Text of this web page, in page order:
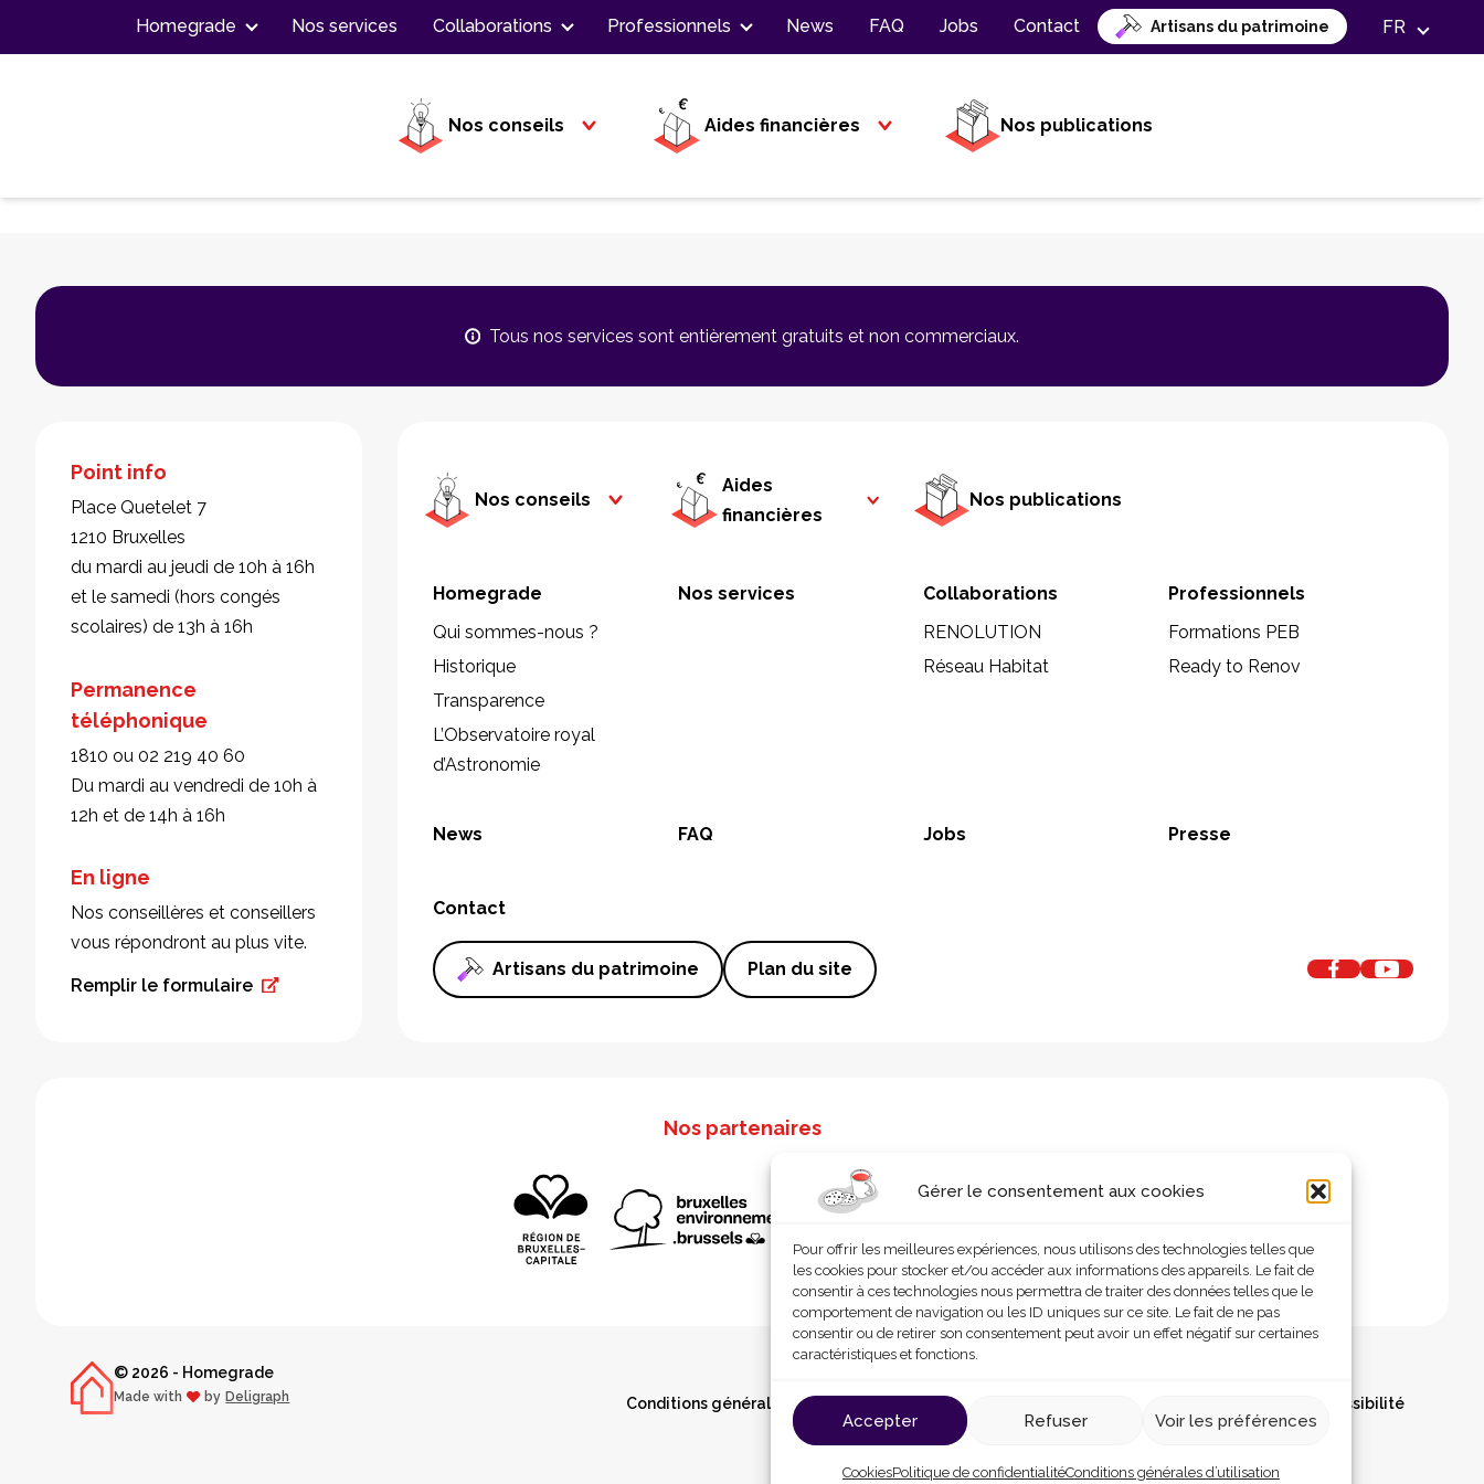
Gérer le consentement aux cookies
Pour offrir les meilleures expériences, nous utilisons des technologies telles que
les cookies pour stocker et/ou accéder aux informations des appareils. Le fait de
consentir à ces technologies nous permettra de traiter des données telles que le
comportement de navigation ou les ID uniques sur ce site. Le fait de ne pas
consentir ou de retirer son consentement peut avoir un effet négatif sur certaines
caractéristiques et fonctions.
Accepter Refuser Voir les préférences
CookiesPolitique de confidentialitéConditions générales d’utilisation
Homegrade Nos services Collaborations Professionnels News FAQ Jobs Contact Artisans du patrimoine FR
Nos conseils Aides financières Nos publications
Tous nos services sont entièrement gratuits et non commerciaux.
Point info
Place Quetelet 7
1210 Bruxelles
du mardi au jeudi de 10h à 16h
et le samedi (hors congés
scolaires) de 13h à 16h
Permanence
téléphonique
1810 ou 02 219 40 60
Du mardi au vendredi de 10h à
12h et de 14h à 16h
En ligne
Nos conseillères et conseillers
vous répondront au plus vite.
Remplir le formulaire
Nos conseils
Aides
financières
Nos publications
Homegrade
Qui sommes-nous ?
Historique
Transparence
L’Observatoire royal
d’Astronomie
Nos services
Collaborations
RENOLUTION
Réseau Habitat
Professionnels
Formations PEB
Ready to Renov
News FAQ Jobs Presse
Contact
Artisans du patrimoine Plan du site
Nos partenaires
© 2026 - Homegrade
Made with love
by Deligraph Conditions générales d’utilisation Cookies Déclaration d’accessibilité